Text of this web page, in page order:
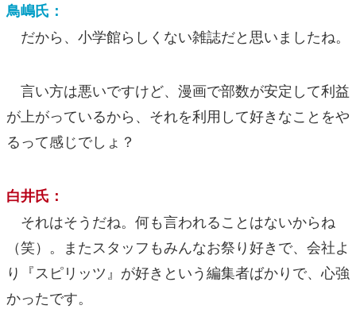
鳥嶋氏：
だから、小学館らしくない雑誌だと思いましたね。
言い方は悪いですけど、漫画で部数が安定して利益
が上がっているから、それを利用して好きなことをや
るって感じでしょ？
白井氏：
それはそうだね。何も言われることはないからね
（笑）。またスタッフもみんなお祭り好きで、会社よ
り『スピリッツ』が好きという編集者ばかりで、心強
かったです。